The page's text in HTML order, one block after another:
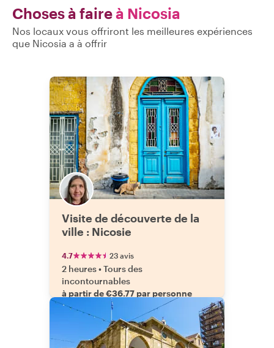
Choses à faireà Nicosia
Nos locaux vous offriront les meilleures expériences
que Nicosia a à offrir
Visite de découverte de la
ville : Nicosie
4.7 23 avis
2 heures•Tours des
incontournables
à partir de €36.77 par personne